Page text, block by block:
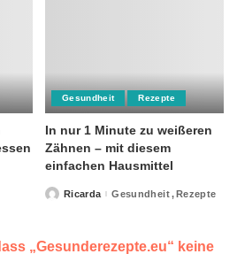
Gesundheit Rezepte
In nur 1 Minute zu weißeren
Zähnen – mit diesem
einfachen Hausmittel
PostedRicarda Gesundheit Rezepte
„Gesunderezepte.eu“ keine